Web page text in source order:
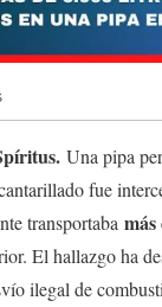
Una pipa
fue
transportaba
El hallazgo ha
ilegal de